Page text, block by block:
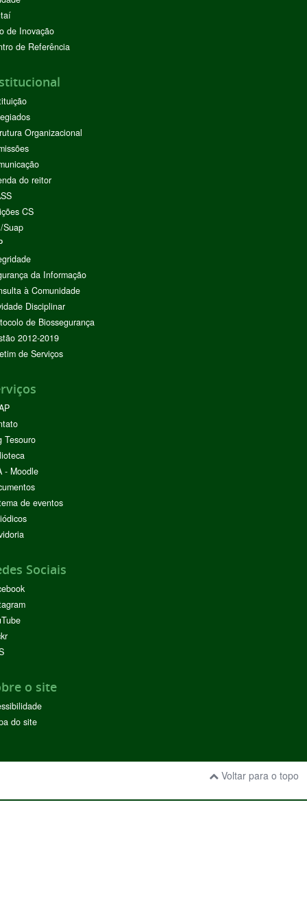
de Inovação
de Referência
Organizacional
do reitor
CS
Suap
da Informação
à Comunidade
Disciplinar
de Biossegurança
2012-2019
de Serviços
Tesouro
- Moodle
de eventos
Sociais
o site
do site
Voltar para o topo